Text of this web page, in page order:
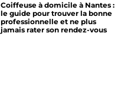
Coiffeuse à domicile à Nantes :
le guide pour trouver la bonne
professionnelle et ne plus
jamais rater son rendez-vous